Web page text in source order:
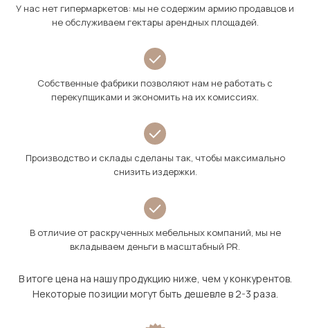
У нас нет гипермаркетов: мы не содержим армию продавцов и
не обслуживаем гектары арендных площадей.
Собственные фабрики позволяют нам не работать с
перекупщиками и экономить на их комиссиях.
Производство и склады сделаны так, чтобы максимально
снизить издержки.
В отличие от раскрученных мебельных компаний, мы не
вкладываем деньги в масштабный PR.
В итоге цена на нашу продукцию ниже, чем у конкурентов.
Некоторые позиции могут быть дешевле в 2-3 раза.